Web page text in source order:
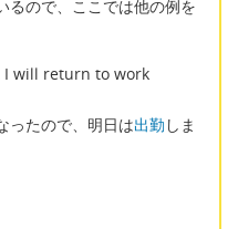
るので、ここでは他の例を
I will return to work
ったので、明日は出勤 しま